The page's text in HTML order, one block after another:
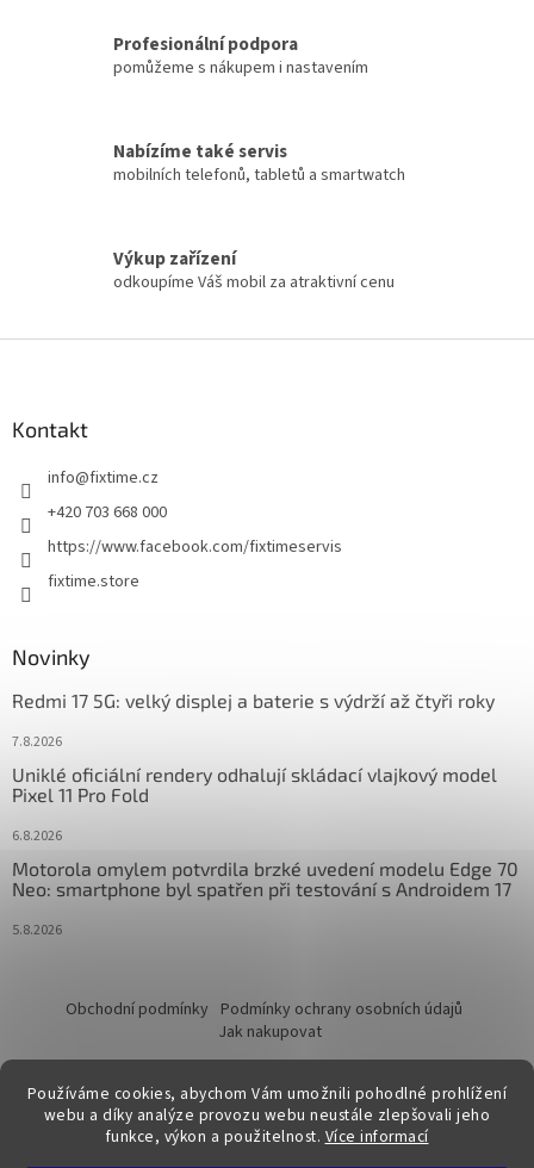
Používáme cookies, abychom Vám umožnili pohodlné prohlížení
webu a díky analýze provozu webu neustále zlepšovali jeho
funkce, výkon a použitelnost. Více informací
Profesionální podpora
pomůžeme s nákupem i nastavením
Nabízíme také servis
mobilních telefonů, tabletů a smartwatch
Výkup zařízení
odkoupíme Váš mobil za atraktivní cenu
Kontakt
info@fixtime.cz
+420 703 668 000
https://www.facebook.com/fixtimeservis
fixtime.store
Novinky
Redmi 17 5G: velký displej a baterie s výdrží až čtyři roky
7.8.2026
Uniklé oficiální rendery odhalují skládací vlajkový model
Pixel 11 Pro Fold
6.8.2026
Motorola omylem potvrdila brzké uvedení modelu Edge 70
Neo: smartphone byl spatřen při testování s Androidem 17
5.8.2026
Obchodní podmínky Podmínky ochrany osobních údajů
Jak nakupovat
Vytvořil Shoptet